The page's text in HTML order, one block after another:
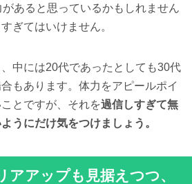
あると思っているかもしれません
ぎてはいけません。
中には20代であったとしても30代
もあります。体力をアピールポイ
とですが、それを過信しすぎて無
うにだけ気をつけましょう。
アアップも見据えつつ、